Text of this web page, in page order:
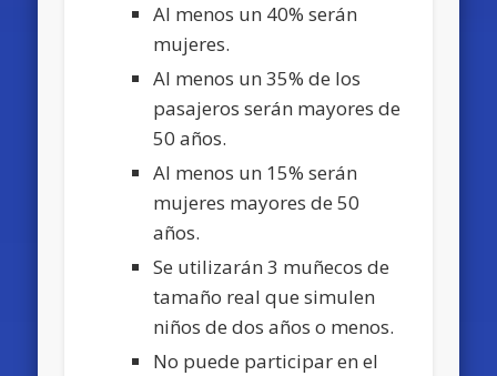
Al menos un 40% serán
mujeres.
Al menos un 35% de los
pasajeros serán mayores de
50 años.
Al menos un 15% serán
mujeres mayores de 50
años.
Se utilizarán 3 muñecos de
tamaño real que simulen
niños de dos años o menos.
No puede participar en el